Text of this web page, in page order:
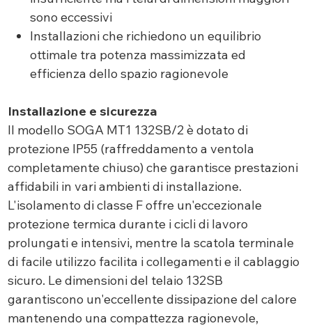
sono eccessivi
Installazioni che richiedono un equilibrio
ottimale tra potenza massimizzata ed
efficienza dello spazio ragionevole
Installazione e sicurezza
Il modello SOGA MT1 132SB/2 è dotato di
protezione IP55 (raffreddamento a ventola
completamente chiuso) che garantisce prestazioni
affidabili in vari ambienti di installazione.
L'isolamento di classe F offre un'eccezionale
protezione termica durante i cicli di lavoro
prolungati e intensivi, mentre la scatola terminale
di facile utilizzo facilita i collegamenti e il cablaggio
sicuro. Le dimensioni del telaio 132SB
garantiscono un'eccellente dissipazione del calore
mantenendo una compattezza ragionevole,